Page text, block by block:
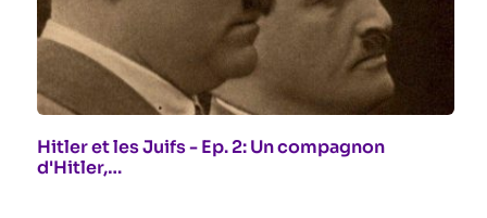
Hitler et les Juifs - Ep. 2: Un compagnon
d'Hitler,…